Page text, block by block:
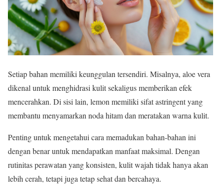
Setiap bahan memiliki keunggulan tersendiri. Misalnya, aloe vera
dikenal untuk menghidrasi kulit sekaligus memberikan efek
mencerahkan. Di sisi lain, lemon memiliki sifat astringent yang
membantu menyamarkan noda hitam dan meratakan warna kulit.
Penting untuk mengetahui cara memadukan bahan-bahan ini
dengan benar untuk mendapatkan manfaat maksimal. Dengan
rutinitas perawatan yang konsisten, kulit wajah tidak hanya akan
lebih cerah, tetapi juga tetap sehat dan bercahaya.